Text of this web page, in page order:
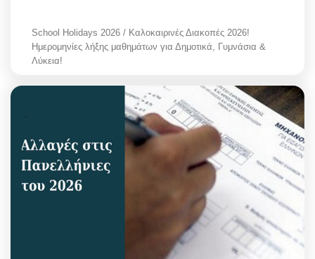
School Holidays 2026 / Καλοκαιρινές Διακοπές 2026!
Ημερομηνίες λήξης μαθημάτων για Δημοτικά, Γυμνάσια &
Λύκεια!